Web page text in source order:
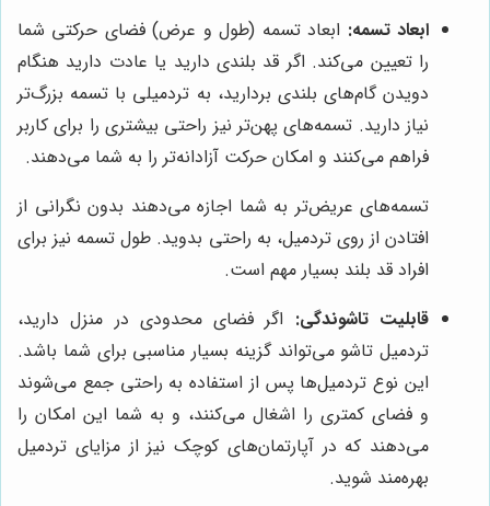
ابعاد تسمه: ابعاد تسمه (طول و عرض) فضای حرکتی شما
را تعیین می‌کند. اگر قد بلندی دارید یا عادت دارید هنگام
دویدن گام‌های بلندی بردارید، به تردمیلی با تسمه بزرگ‌تر
نیاز دارید. تسمه‌های پهن‌تر نیز راحتی بیشتری را برای کاربر
فراهم می‌کنند و امکان حرکت آزادانه‌تر را به شما می‌دهند.
تسمه‌های عریض‌تر به شما اجازه می‌دهند بدون نگرانی از
افتادن از روی تردمیل، به راحتی بدوید. طول تسمه نیز برای
افراد قد بلند بسیار مهم است.
قابلیت تاشوندگی: اگر فضای محدودی در منزل دارید،
تردمیل تاشو می‌تواند گزینه بسیار مناسبی برای شما باشد.
این نوع تردمیل‌ها پس از استفاده به راحتی جمع می‌شوند
و فضای کمتری را اشغال می‌کنند، و به شما این امکان را
می‌دهند که در آپارتمان‌های کوچک نیز از مزایای تردمیل
بهره‌مند شوید.